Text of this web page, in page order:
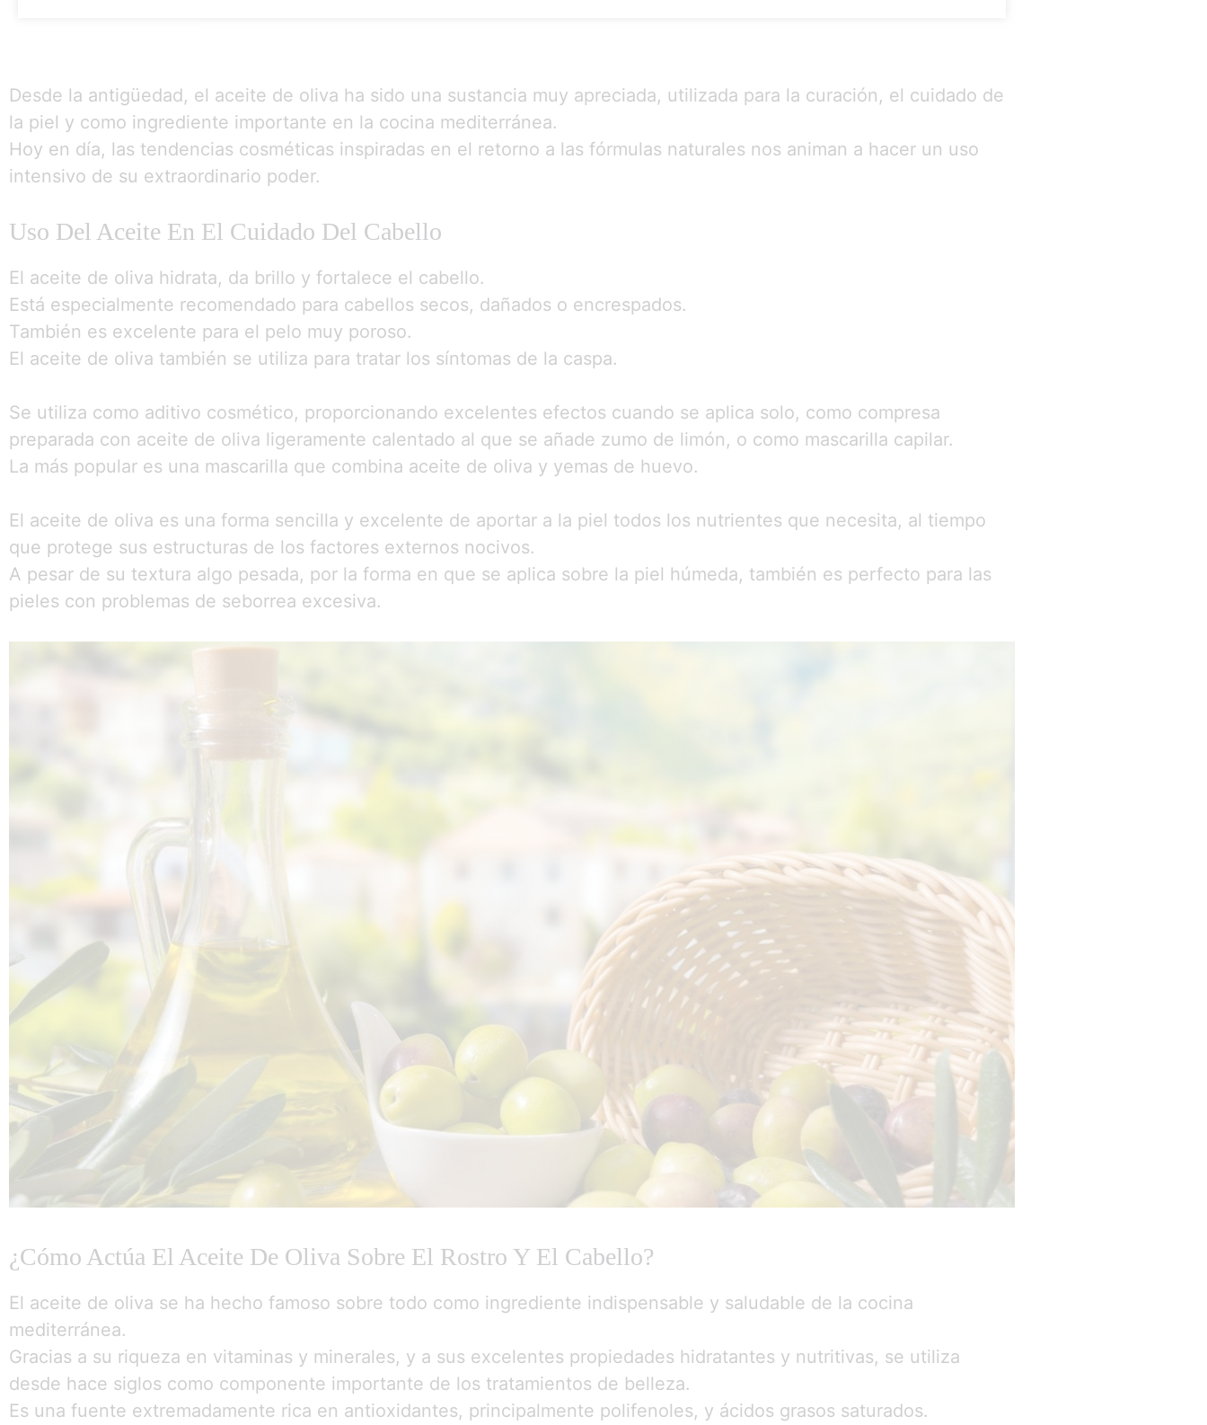
Desde la antigüedad, el aceite de oliva ha sido una sustancia muy apreciada, utilizada para la curación, el cuidado de
la piel y como ingrediente importante en la cocina mediterránea.
Hoy en día, las tendencias cosméticas inspiradas en el retorno a las fórmulas naturales nos animan a hacer un uso
intensivo de su extraordinario poder.
Uso Del Aceite En El Cuidado Del Cabello
El aceite de oliva hidrata, da brillo y fortalece el cabello.
Está especialmente recomendado para cabellos secos, dañados o encrespados.
También es excelente para el pelo muy poroso.
El aceite de oliva también se utiliza para tratar los síntomas de la caspa.
Se utiliza como aditivo cosmético, proporcionando excelentes efectos cuando se aplica solo, como compresa
preparada con aceite de oliva ligeramente calentado al que se añade zumo de limón, o como mascarilla capilar.
La más popular es una mascarilla que combina aceite de oliva y yemas de huevo.
El aceite de oliva es una forma sencilla y excelente de aportar a la piel todos los nutrientes que necesita, al tiempo
que protege sus estructuras de los factores externos nocivos.
A pesar de su textura algo pesada, por la forma en que se aplica sobre la piel húmeda, también es perfecto para las
pieles con problemas de seborrea excesiva.
¿Cómo Actúa El Aceite De Oliva Sobre El Rostro Y El Cabello?
El aceite de oliva se ha hecho famoso sobre todo como ingrediente indispensable y saludable de la cocina
mediterránea.
Gracias a su riqueza en vitaminas y minerales, y a sus excelentes propiedades hidratantes y nutritivas, se utiliza
desde hace siglos como componente importante de los tratamientos de belleza.
Es una fuente extremadamente rica en antioxidantes, principalmente polifenoles, y ácidos grasos saturados.